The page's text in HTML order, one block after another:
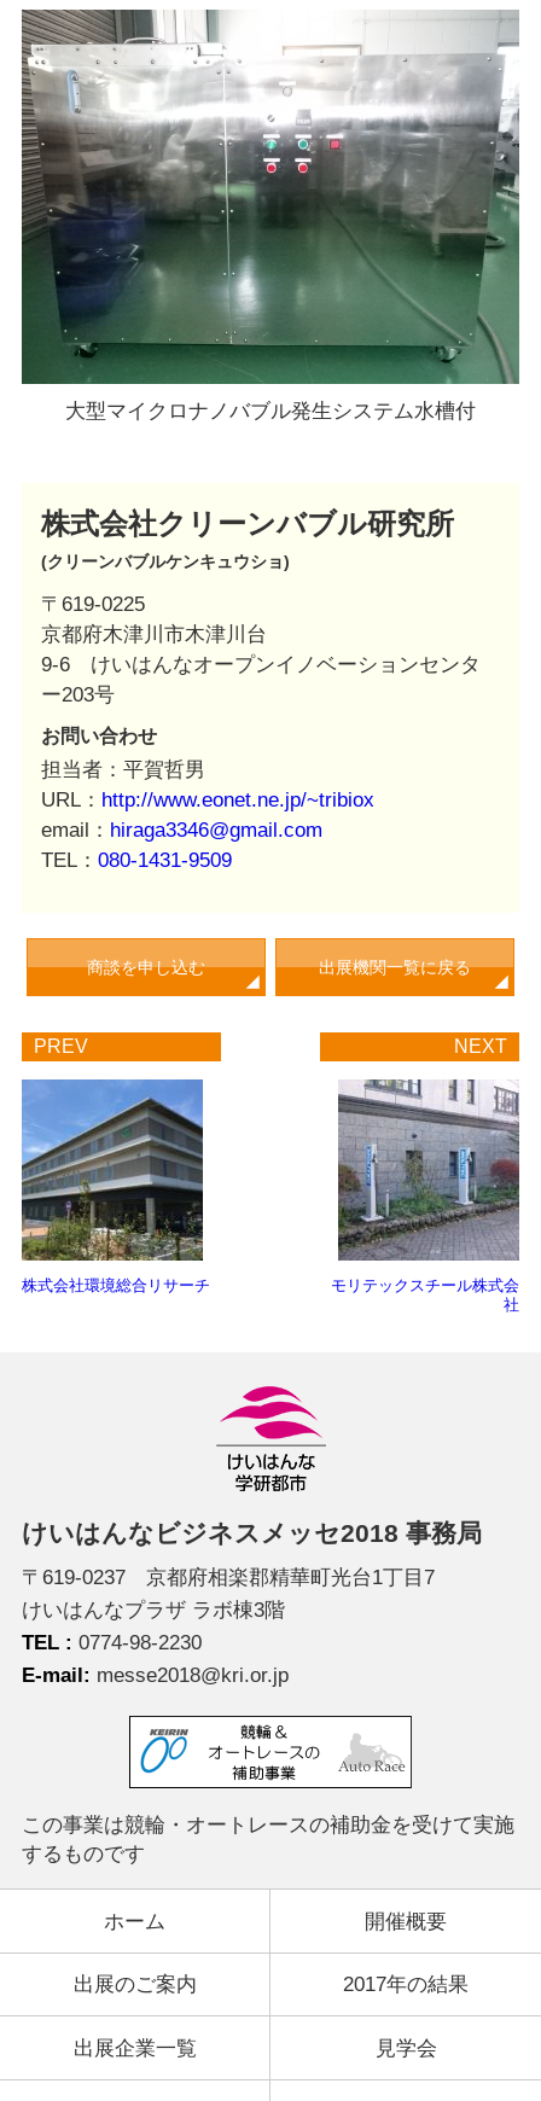
大型マイクロナノバブル発生システム水槽付
株式会社クリーンバブル研究所
(クリーンバブルケンキュウショ)
〒619-0225
京都府木津川市木津川台
9-6 けいはんなオープンイノベーションセンタ
ー203号
お問い合わせ
担当者
平賀哲男
URL
http://www.eonet.ne.jp/~tribiox
email
hiraga3346@gmail.com
TEL
080-1431-9509
商談を申し込む 出展機関一覧に戻る
NEXT
モリテックスチール株式会
社
PREV
株式会社環境総合リサーチ
けいはんなビジネスメッセ2018 事務局
〒619-0237 京都府相楽郡精華町光台1丁目7
けいはんなプラザ ラボ棟3階
TEL : 0774-98-2230
E-mail: messe2018@kri.or.jp
この事業は競輪・オートレースの補助金を受けて実施
するものです
ホーム 開催概要
出展のご案内 2017年の結果
出展企業一覧 見学会